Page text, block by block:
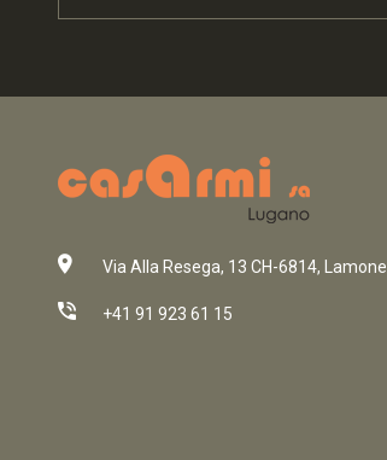
Via Alla Resega, 13 CH-6814, Lamone
+41 91 923 61 15